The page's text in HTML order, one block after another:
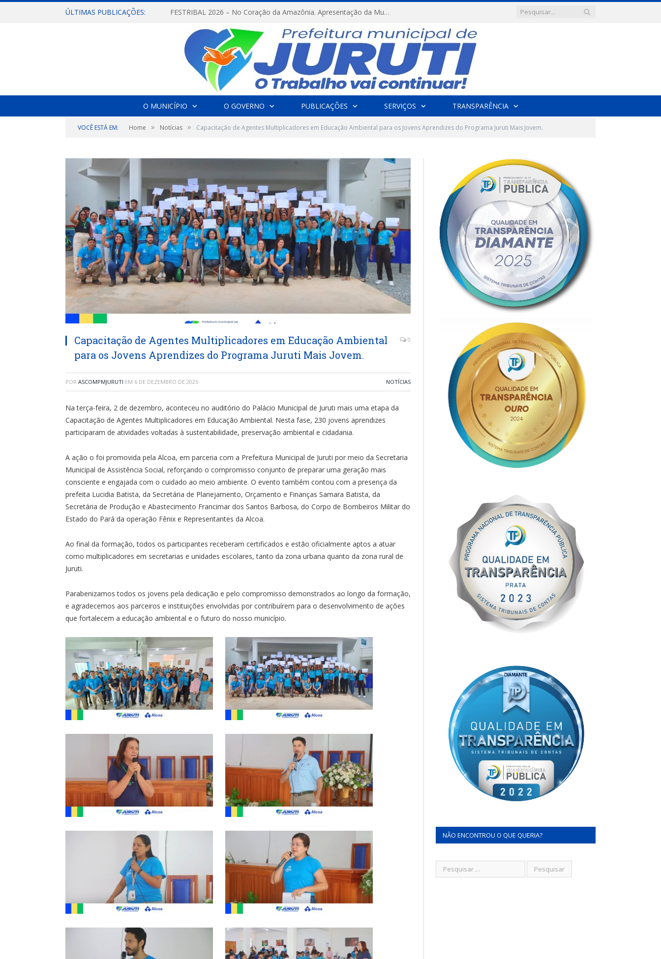
ÚLTIMAS PUBLICAÇÕES: FESTRIBAL 2026 – No Coração da Amazônia. Apresentação da Munduruku.
O MUNICÍPIO O GOVERNO PUBLICAÇÕES SERVIÇOS TRANSPARÊNCIA
VOCÊ ESTÁ EM: Home » Notícias » Capacitação de Agentes Multiplicadores em Educação Ambiental para os Jovens Aprendizes do Programa Juruti Mais Jovem.
Capacitação de Agentes Multiplicadores em Educação Ambiental
para os Jovens Aprendizes do Programa Juruti Mais Jovem.
0
POR ASCOMPMJURUTI EM 6 DE DEZEMBRO DE 2025 NOTÍCIAS
Na terça-feira, 2 de dezembro, aconteceu no auditório do Palácio Municipal de Juruti mais uma etapa da
Capacitação de Agentes Multiplicadores em Educação Ambiental. Nesta fase, 230 jovens aprendizes
participaram de atividades voltadas à sustentabilidade, preservação ambiental e cidadania.
A ação o foi promovida pela Alcoa, em parceria com a Prefeitura Municipal de Juruti por meio da Secretaria
Municipal de Assistência Social, reforçando o compromisso conjunto de preparar uma geração mais
consciente e engajada com o cuidado ao meio ambiente. O evento também contou com a presença da
prefeita Lucidia Batista, da Secretária de Planejamento, Orçamento e Finanças Samara Batista, da
Secretária de Produção e Abastecimento Francimar dos Santos Barbosa, do Corpo de Bombeiros Militar do
Estado do Pará da operação Fênix e Representantes da Alcoa.
Ao final da formação, todos os participantes receberam certificados e estão oficialmente aptos a atuar
como multiplicadores em secretarias e unidades escolares, tanto da zona urbana quanto da zona rural de
Juruti.
Parabenizamos todos os jovens pela dedicação e pelo compromisso demonstrados ao longo da formação,
e agradecemos aos parceiros e instituições envolvidas por contribuírem para o desenvolvimento de ações
que fortalecem a educação ambiental e o futuro do nosso município.
NÃO ENCONTROU O QUE QUERIA?